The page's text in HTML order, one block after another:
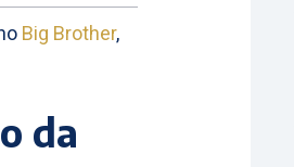
Big Brother,
da